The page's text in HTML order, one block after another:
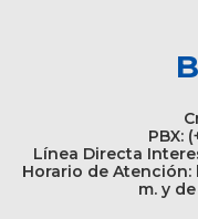
PBX:
Línea Directa
Horario de Atención:
m. y